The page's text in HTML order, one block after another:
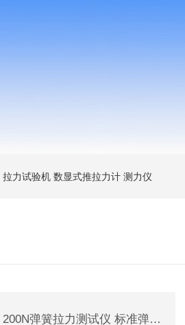
拉力试验机 数显式推拉力计 测力仪
200N弹簧拉力测试仪 标准弹簧负荷测试台 弹簧拉力试验机